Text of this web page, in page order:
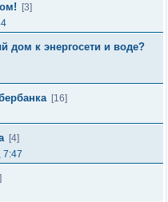
[3]
дом к энергосети и воде?
[16]
[4]
7:47